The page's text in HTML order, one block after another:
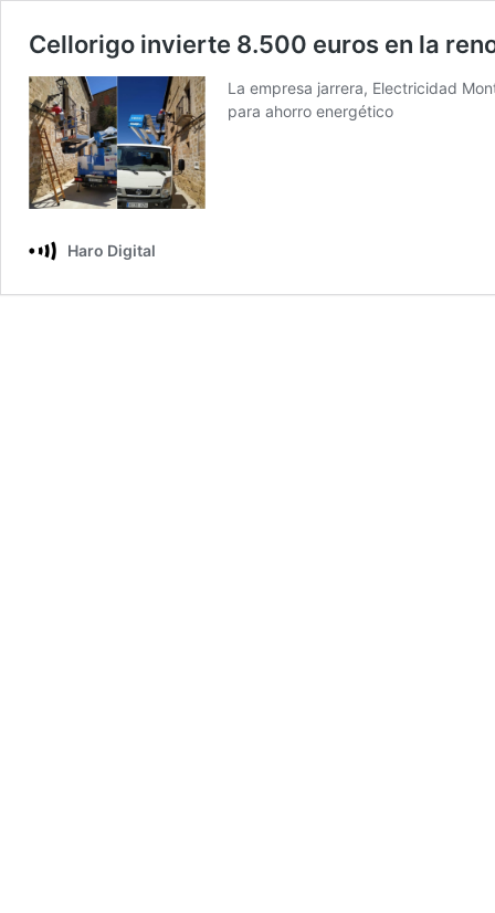
Cellorigo invierte 8.500 euros en la
La empresa jarrera, Electricidad
para ahorro energético
Haro Digital